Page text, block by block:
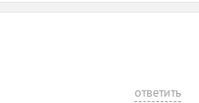
ответить